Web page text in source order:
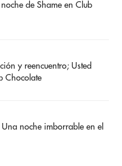
de Shame en Club
y reencuentro; Usted
Chocolate
Una noche imborrable en el